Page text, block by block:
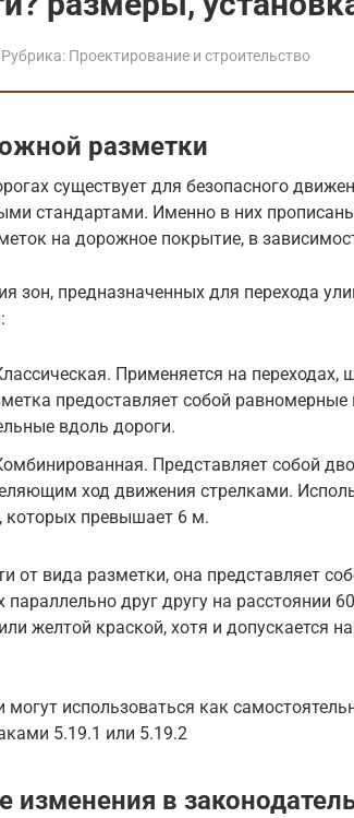
Рубрика: Проектирование и строительство
разметки
существует для безопасного
стандартами. Именно в них
на дорожное покрытие, в
зон, предназначенных для перехода
Применяется на
предоставляет собой
вдоль дороги.
Представляет собой
ход движения стрелками.
которых превышает 6 м.
от вида разметки, она представляет
друг другу на расстоянии
желтой краской, хотя и допускается
могут использоваться как
5.19.1 или 5.19.2
изменения в